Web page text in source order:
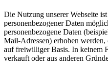
Die Nutzung unserer Webseite
personenbezogener Daten
personenbezogene Daten
Mail-Adressen) erhoben
auf freiwilliger Basis. In keinem
verkauft oder aus anderen